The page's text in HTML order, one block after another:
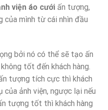
viện áo cưới ấn tượng,
của mình từ cái nhìn đầu
bởi nó có thể sẽ tạo ấn
tốt đến khách hàng.
tượng tích cực thì khách
ảnh viện, ngược lại nếu
tượng tốt thì khách hàng